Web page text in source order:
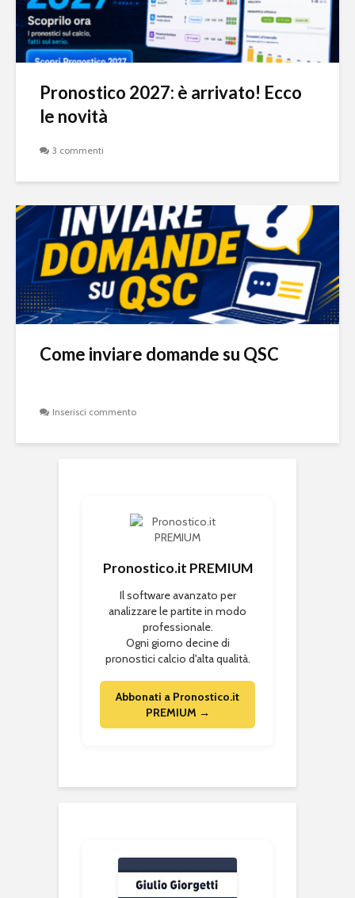
Pronostico 2027: è arrivato! Ecco
le novità
3 commenti
Come inviare domande su QSC
Inserisci commento
Pronostico.it PREMIUM
Il software avanzato per
analizzare le partite in modo
professionale.
Ogni giorno decine di
pronostici calcio d'alta qualità.
Abbonati a Pronostico.it
PREMIUM →